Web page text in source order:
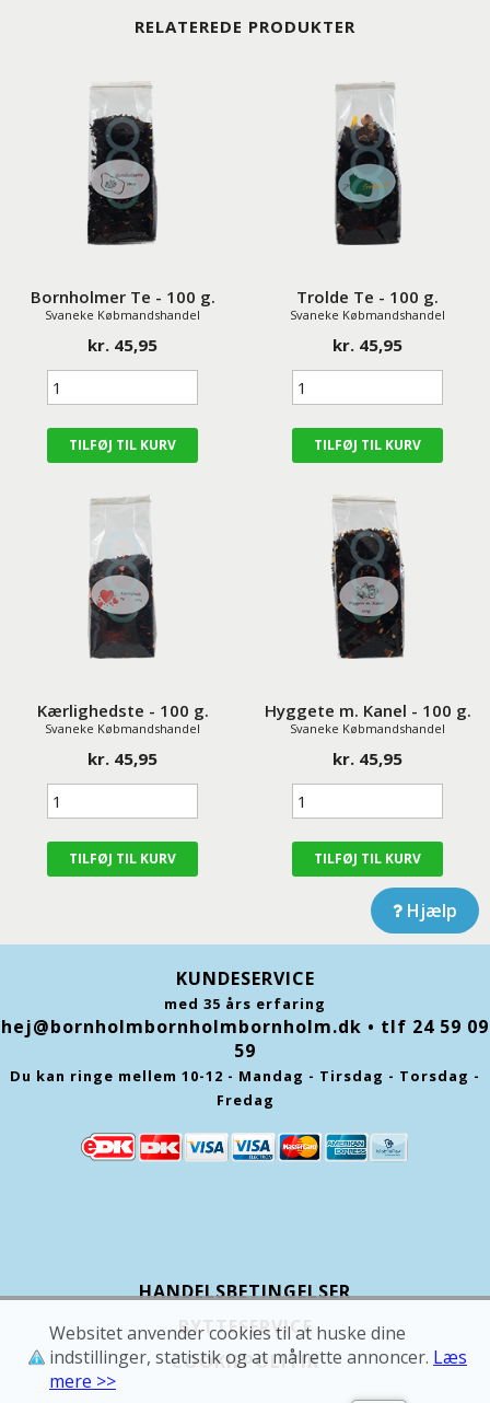
RELATEREDE PRODUKTER
Bornholmer Te - 100 g.
Svaneke Købmandshandel
kr. 45,95
Trolde Te - 100 g.
Svaneke Købmandshandel
kr. 45,95
Kærlighedste - 100 g.
Svaneke Købmandshandel
kr. 45,95
Hyggete m. Kanel - 100 g.
Svaneke Købmandshandel
kr. 45,95
Hjælp
KUNDESERVICE
med 35 års erfaring
hej@bornholmbornholmbornholm.dk • tlf 24 59 09
59
Du kan ringe mellem 10-12 - Mandag - Tirsdag - Torsdag -
Fredag
HANDELSBETINGELSER
BYTTESERVICE
COOKIEPOLITIK
Websitet anvender cookies til at huske dine
indstillinger, statistik og at målrette annoncer. Læs
mere >>